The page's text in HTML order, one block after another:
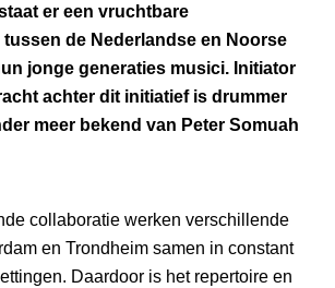
er een vruchtbare
de Nederlandse en Noorse
jonge generaties musici. Initiator
achter dit initiatief is drummer
meer bekend van Peter Somuah
collaboratie werken verschillende
en Trondheim samen in constant
Daardoor is het repertoire en